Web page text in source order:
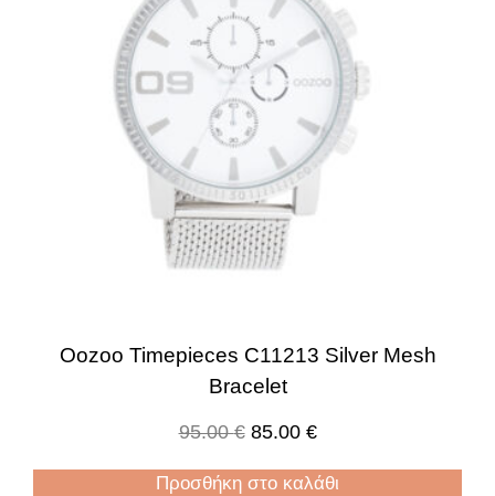
Oozoo Timepieces C11213 Silver Mesh
Bracelet
95.00€ 85.00 €
Προσθήκη στο καλάθι